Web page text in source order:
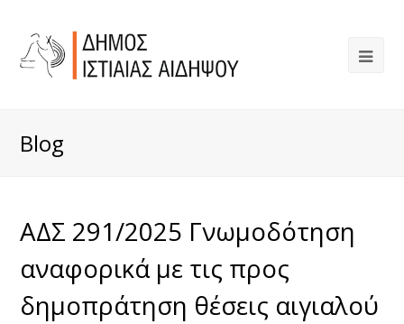
Blog
ΑΔΣ 291/2025 Γνωμοδότηση
αναφορικά με τις προς
δημοπράτηση θέσεις αιγιαλού